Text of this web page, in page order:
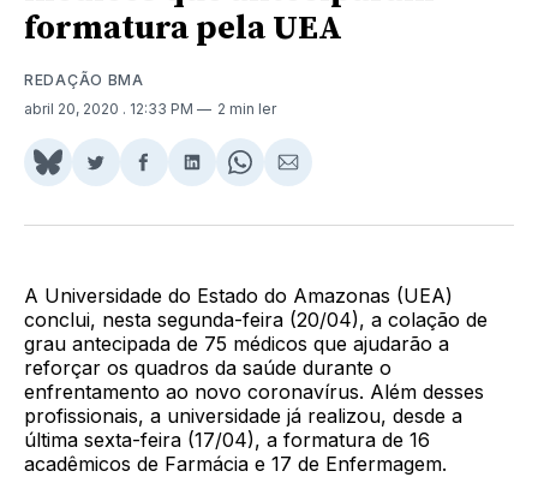
formatura pela UEA
REDAÇÃO BMA
abril 20, 2020 . 12:33 PM 2 min ler
Share
BlueSky
Compartilhar
Twitter
Compartilhar
Facebook
Compartilhar
LinkedIn
Share
WhatsApp
Compartilhar
Email
A Universidade do Estado do Amazonas (UEA)
conclui, nesta segunda-feira (20/04), a colação de
grau antecipada de 75 médicos que ajudarão a
reforçar os quadros da saúde durante o
enfrentamento ao novo coronavírus. Além desses
profissionais, a universidade já realizou, desde a
última sexta-feira (17/04), a formatura de 16
acadêmicos de Farmácia e 17 de Enfermagem.